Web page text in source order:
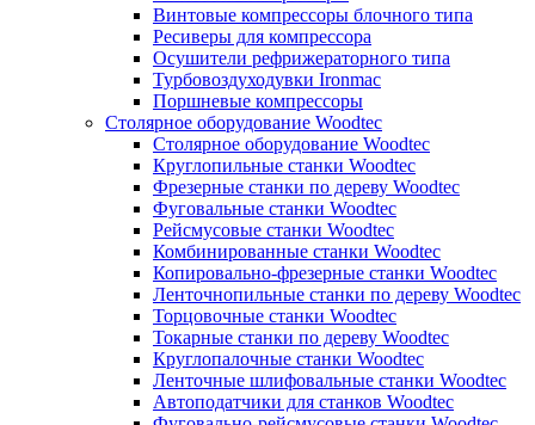
Винтовые компрессоры блочного типа
Ресиверы для компрессора
Осушители рефрижераторного типа
Турбовоздуходувки Ironmac
Поршневые компрессоры
Столярное оборудование Woodtec
Столярное оборудование Woodtec
Круглопильные станки Woodtec
Фрезерные станки по дереву Woodtec
Фуговальные станки Woodtec
Рейсмусовые станки Woodtec
Комбинированные станки Woodtec
Копировально-фрезерные станки Woodtec
Ленточнопильные станки по дереву Woodtec
Торцовочные станки Woodtec
Токарные станки по дереву Woodtec
Круглопалочные станки Woodtec
Ленточные шлифовальные станки Woodtec
Автоподатчики для станков Woodtec